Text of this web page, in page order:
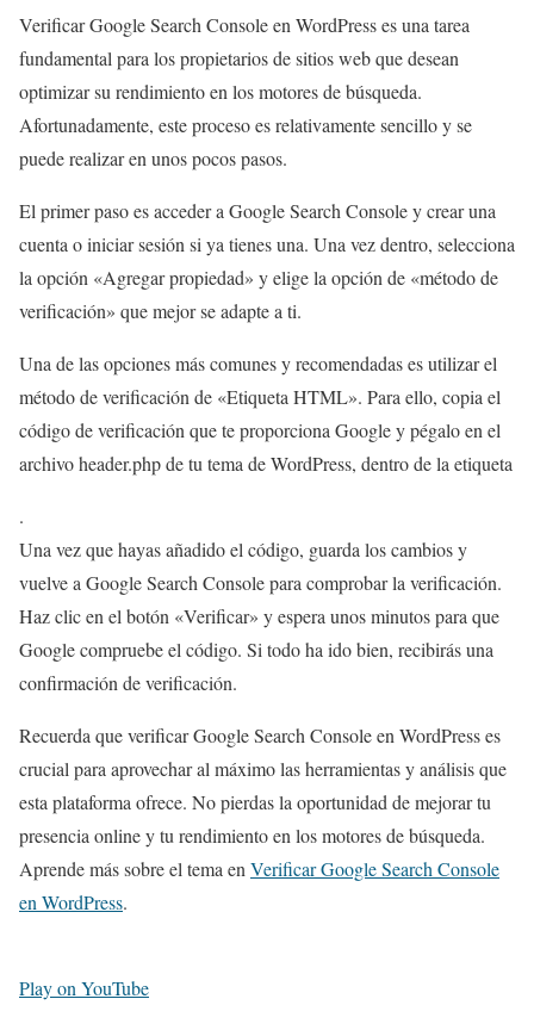
Verificar Google Search Console en WordPress es una tarea
fundamental para los propietarios de sitios web que desean
optimizar su rendimiento en los motores de búsqueda.
Afortunadamente, este proceso es relativamente sencillo y se
puede realizar en unos pocos pasos.
El primer paso es acceder a Google Search Console y crear una
cuenta o iniciar sesión si ya tienes una. Una vez dentro, selecciona
la opción «Agregar propiedad» y elige la opción de «método de
verificación» que mejor se adapte a ti.
Una de las opciones más comunes y recomendadas es utilizar el
método de verificación de «Etiqueta HTML». Para ello, copia el
código de verificación que te proporciona Google y pégalo en el
archivo header.php de tu tema de WordPress, dentro de la etiqueta
.
Una vez que hayas añadido el código, guarda los cambios y
vuelve a Google Search Console para comprobar la verificación.
Haz clic en el botón «Verificar» y espera unos minutos para que
Google compruebe el código. Si todo ha ido bien, recibirás una
confirmación de verificación.
Recuerda que verificar Google Search Console en WordPress es
crucial para aprovechar al máximo las herramientas y análisis que
esta plataforma ofrece. No pierdas la oportunidad de mejorar tu
presencia online y tu rendimiento en los motores de búsqueda.
Aprende más sobre el tema en Verificar Google Search Console
en WordPress.
Play on YouTube